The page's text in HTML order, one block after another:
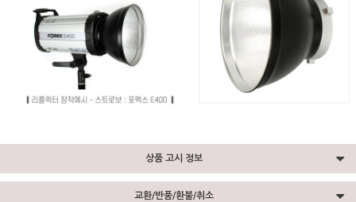
상품 고시 정보
교환/반품/환불/취소